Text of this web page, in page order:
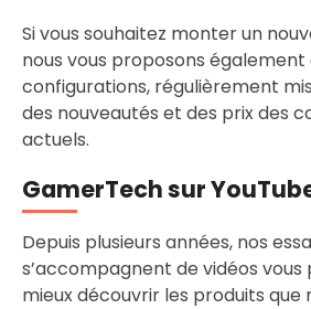
Si vous souhaitez monter un
nous vous proposons
configurations, régulièrement
des nouveautés et des prix des
actuels.
GamerTech sur
Depuis plusieurs années, nos
s’accompagnent de vidéos
mieux découvrir les produits que